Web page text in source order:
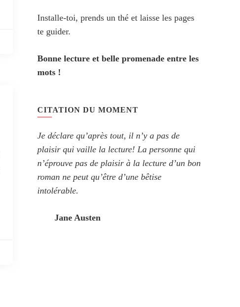
Installe-toi, prends un thé et laisse les pages
te guider.
Bonne lecture et belle promenade entre les
mots !
CITATION DU MOMENT
Je déclare qu’après tout, il n’y a pas de
plaisir qui vaille la lecture! La personne qui
n’éprouve pas de plaisir à la lecture d’un bon
roman ne peut qu’être d’une bêtise
intolérable.
Jane Austen